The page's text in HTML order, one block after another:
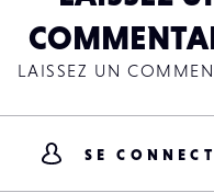
LAISSEZ UN
SE